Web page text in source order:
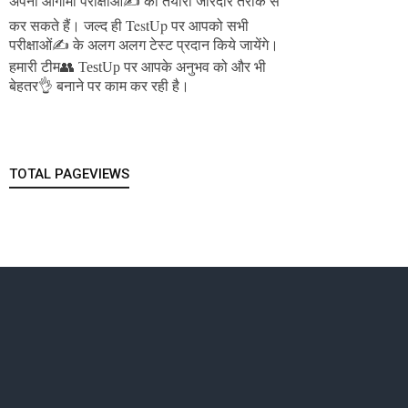
कर सकते हैं।जल्द ही TestUp पर आपको सभी
परीक्षाओं✍️ के अलग अलग टेस्ट प्रदान किये जायेंगे।
हमारी टीम👥 TestUp पर आपके अनुभव को और भी
बेहतर👌 बनाने पर काम कर रही है।
TOTAL PAGEVIEWS